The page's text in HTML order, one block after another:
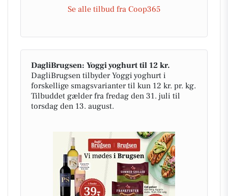
Se alle tilbud fra Coop365
DagliBrugsen: Yoggi yoghurt til 12 kr.
DagliBrugsen tilbyder Yoggi yoghurt i
forskellige smagsvarianter til kun 12 kr. pr. kg.
Tilbuddet gælder fra fredag den 31. juli til
torsdag den 13. august.